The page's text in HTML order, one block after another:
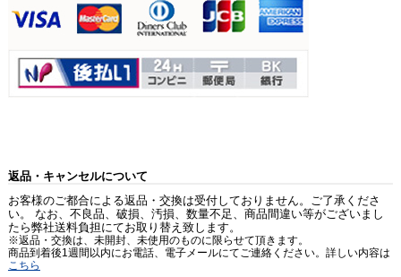
返品・キャンセルについて
お客様のご都合による返品・交換は受付しておりません。ご了承くださ
い。 なお、不良品、破損、汚損、数量不足、商品間違い等がございまし
たら弊社送料負担にてお取り替え致します。
※返品・交換は、未開封、未使用のものに限らせて頂きます。
商品到着後1週間以内にお電話、電子メールにてご連絡ください。詳しい内容は
こちら